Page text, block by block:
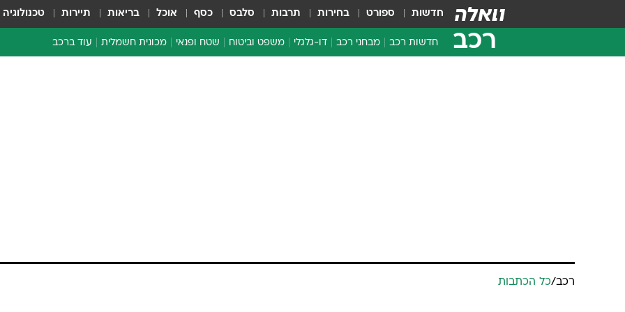
חדשות ספורט בחירות תרבות סלבס כסף אוכל בריאות תיירות טכנולוגיה
רכב חדשות רכב מבחני רכב דו-גלגלי משפט וביטוח שטח ופנאי מכונית חשמלית עוד ברכב
רכב/כל הכתבות